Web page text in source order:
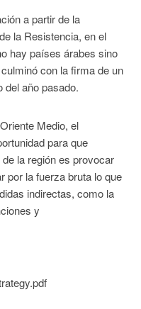
a partir de la
la Resistencia, en el
hay países árabes sino
con la firma de un
del año pasado.
Medio, el
para que
la región es provocar
por la fuerza bruta lo que
indirectas, como la
y